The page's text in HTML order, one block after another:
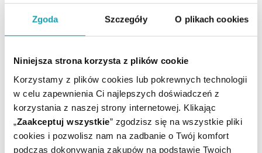
Zgoda Szczegóły O plikach cookies
Niniejsza strona korzysta z plików cookie
Korzystamy z plików cookies lub pokrewnych technologii
w celu zapewnienia Ci najlepszych doświadczeń z
korzystania z naszej strony internetowej. Klikając
„Zaakceptuj wszystkie” zgodzisz się na wszystkie pliki
cookies i pozwolisz nam na zadbanie o Twój komfort
podczas dokonywania zakupów na podstawie Twoich